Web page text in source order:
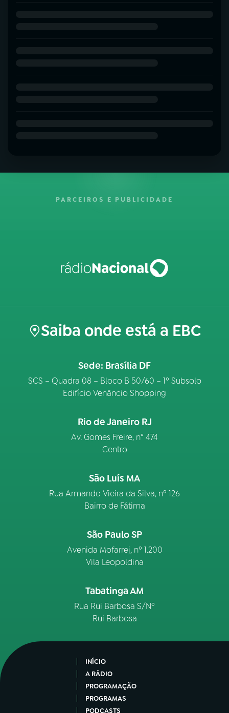
PARCEIROS E PUBLICIDADE
Saiba onde está a EBC
Sede: Brasília DF
SCS – Quadra 08 – Bloco B 50/60 – 1º Subsolo
Edifício Venâncio Shopping
Rio de Janeiro RJ
Av. Gomes Freire, n° 474
Centro
São Luís MA
Rua Armando Vieira da Silva, nº 126
Bairro de Fátima
São Paulo SP
Avenida Mofarrej, nº 1.200
Vila Leopoldina
Tabatinga AM
Rua Rui Barbosa S/Nº
Rui Barbosa
INÍCIO
A RÁDIO
PROGRAMAÇÃO
PROGRAMAS
PODCASTS